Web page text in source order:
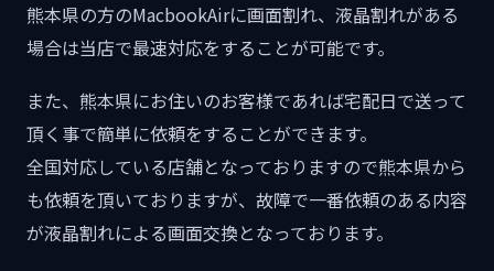
熊本県の方のMacbookAirに画面割れ、液晶割れがある
場合は当店で最速対応をすることが可能です。
また、熊本県にお住いのお客様であれば宅配日で送って
頂く事で簡単に依頼をすることができます。
全国対応している店舗となっておりますので熊本県から
も依頼を頂いておりますが、故障で一番依頼のある内容
が液晶割れによる画面交換となっております。